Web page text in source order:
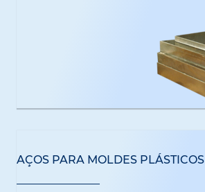
AÇOS PARA MOLDES PLÁSTICOS